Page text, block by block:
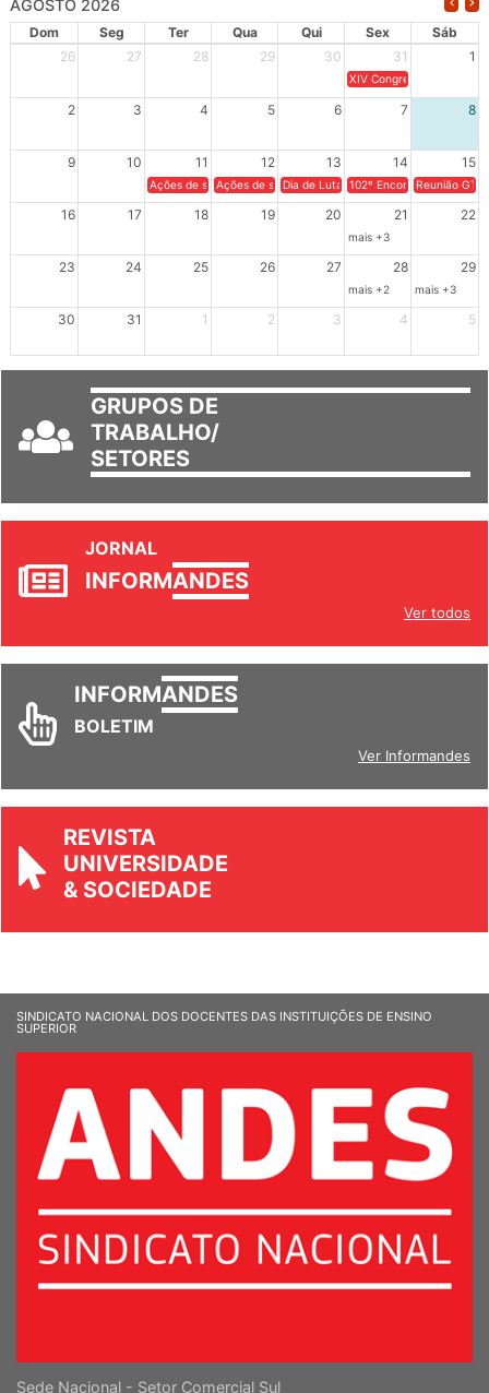
AGOSTO 2026
Dom Seg Ter Qua Qui Sex
Sáb
26
27 28 29 30 31 1
XIV Congresso Brasileiro
2 3 4 5 6 7 8
9 10 11 12 13 14 15
Ações de solidariedade a Cuba no Rio Grande do Sul - 100
Ações de solidariedade a Cuba no Rio Grande do
Dia de Luta em Defesa de Cuba e da
102º Encontro da
Reunião
16 17 18 19 20 21 22
mais +3
23 24 25 26 27 28 29
mais +2 mais +3
30 31 1 2 3 4 5
GRUPOS DE
TRABALHO/
SETORES
JORNAL
INFORMANDES
Ver todos
INFORMANDES
BOLETIM
Ver Informandes
REVISTA
UNIVERSIDADE
& SOCIEDADE
SINDICATO NACIONAL DOS DOCENTES DAS INSTITUIÇÕES DE ENSINO
SUPERIOR
Sede Nacional - Setor Comercial Sul